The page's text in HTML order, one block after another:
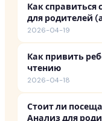
Как справиться
для родителей
2026-04-19
Как привить
чтению
2026-04-18
Стоит ли
Анализ для